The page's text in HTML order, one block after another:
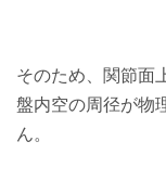
そのため、関節面
盤内空の周径が物
ん。